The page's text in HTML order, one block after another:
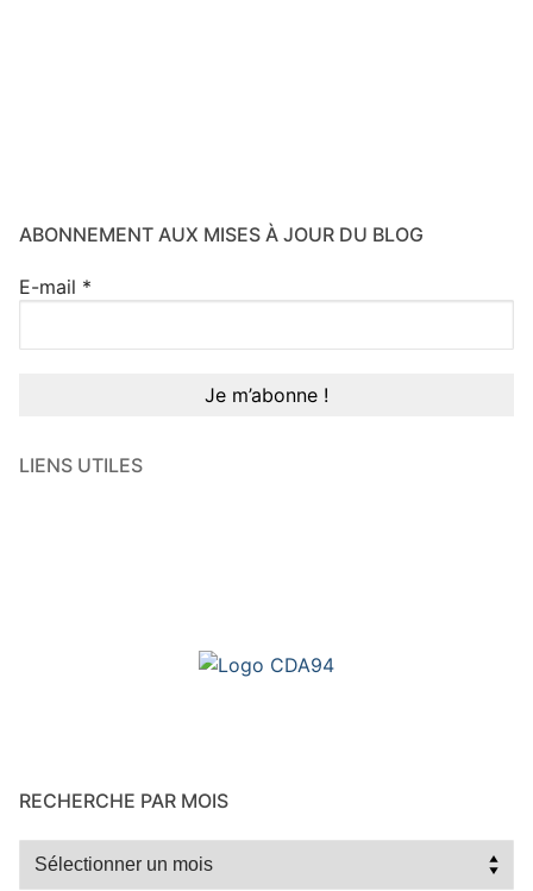
ABONNEMENT AUX MISES À JOUR DU BLOG
E-mail *
LIENS UTILES
RECHERCHE PAR MOIS
Recherche